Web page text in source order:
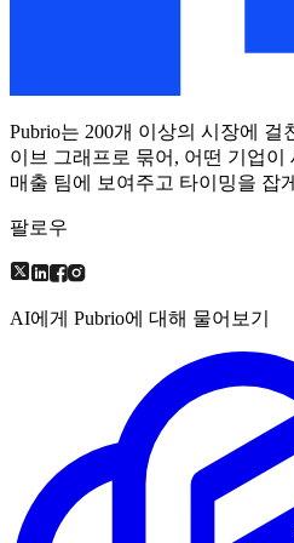
Pubrio는 200개 이상의 시장에
이브 그래프로 묶어, 어떤 기업이
매출 팀에 보여주고 타이밍을 잡
팔로우
AI에게 Pubrio에 대해 물어보기